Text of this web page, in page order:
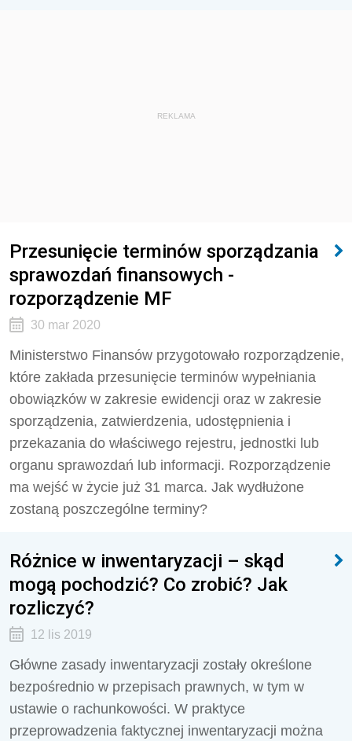
REKLAMA
Przesunięcie terminów sporządzania
sprawozdań finansowych -
rozporządzenie MF
30 mar 2020
Ministerstwo Finansów przygotowało rozporządzenie,
które zakłada przesunięcie terminów wypełniania
obowiązków w zakresie ewidencji oraz w zakresie
sporządzenia, zatwierdzenia, udostępnienia i
przekazania do właściwego rejestru, jednostki lub
organu sprawozdań lub informacji. Rozporządzenie
ma wejść w życie już 31 marca. Jak wydłużone
zostaną poszczególne terminy?
Różnice w inwentaryzacji – skąd
mogą pochodzić? Co zrobić? Jak
rozliczyć?
12 lis 2019
Główne zasady inwentaryzacji zostały określone
bezpośrednio w przepisach prawnych, w tym w
ustawie o rachunkowości. W praktyce
przeprowadzenia faktycznej inwentaryzacji można